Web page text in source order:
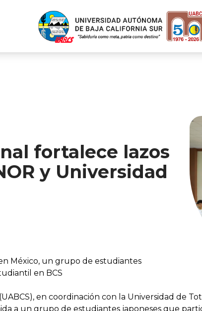
fortalece lazos
y Universidad
México, un grupo de estudiantes
en BCS
en coordinación con la Universidad de
a un grupo de estudiantes japoneses que